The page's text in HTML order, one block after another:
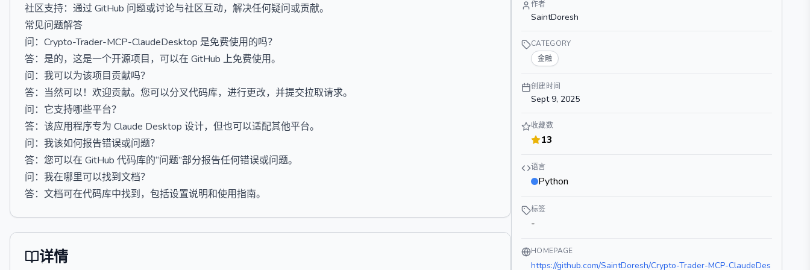
社区支持：通过 GitHub 问题或讨论与社区互动，解决任何疑问或贡献。
常见问题解答
问：Crypto-Trader-MCP-ClaudeDesktop 是免费使用的吗？
答：是的，这是一个开源项目，可以在 GitHub 上免费使用。
问：我可以为该项目贡献吗？
答：当然可以！欢迎贡献。您可以分叉代码库，进行更改，并提交拉取请求。
问：它支持哪些平台？
答：该应用程序专为 Claude Desktop 设计，但也可以适配其他平台。
问：我该如何报告错误或问题？
答：您可以在 GitHub 代码库的“问题”部分报告任何错误或问题。
问：我在哪里可以找到文档？
答：文档可在代码库中找到，包括设置说明和使用指南。
详情
作者
SaintDoresh
CATEGORY
金融
创建时间
Sept 9, 2025
收藏数
13
语言
Python
标签
-
HOMEPAGE
https://github.com/SaintDoresh/Crypto-Trader-MCP-ClaudeDes